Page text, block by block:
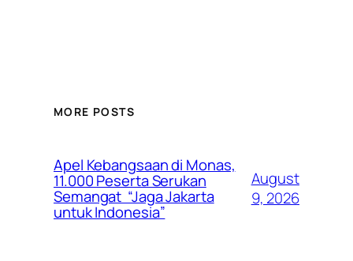
MORE POSTS
Apel Kebangsaan di Monas,
11.000 Peserta Serukan
Semangat “Jaga Jakarta
untuk Indonesia”
August
9, 2026